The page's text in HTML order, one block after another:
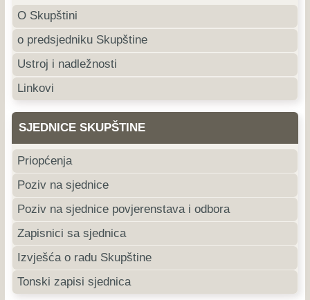
O Skupštini
o predsjedniku Skupštine
Ustroj i nadležnosti
Linkovi
SJEDNICE SKUPŠTINE
Priopćenja
Poziv na sjednice
Poziv na sjednice povjerenstava i odbora
Zapisnici sa sjednica
Izvješća o radu Skupštine
Tonski zapisi sjednica